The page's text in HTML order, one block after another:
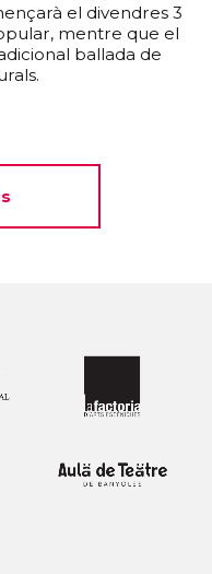
el divendres 3
mentre que el
ballada de